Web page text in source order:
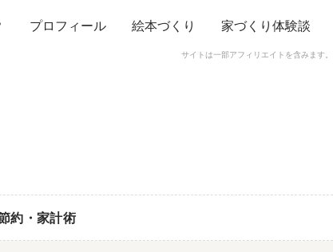
サイトは一部アフィリエイトを含みます。
プロフィール 絵本づくり 家づくり体験談
約・家計術